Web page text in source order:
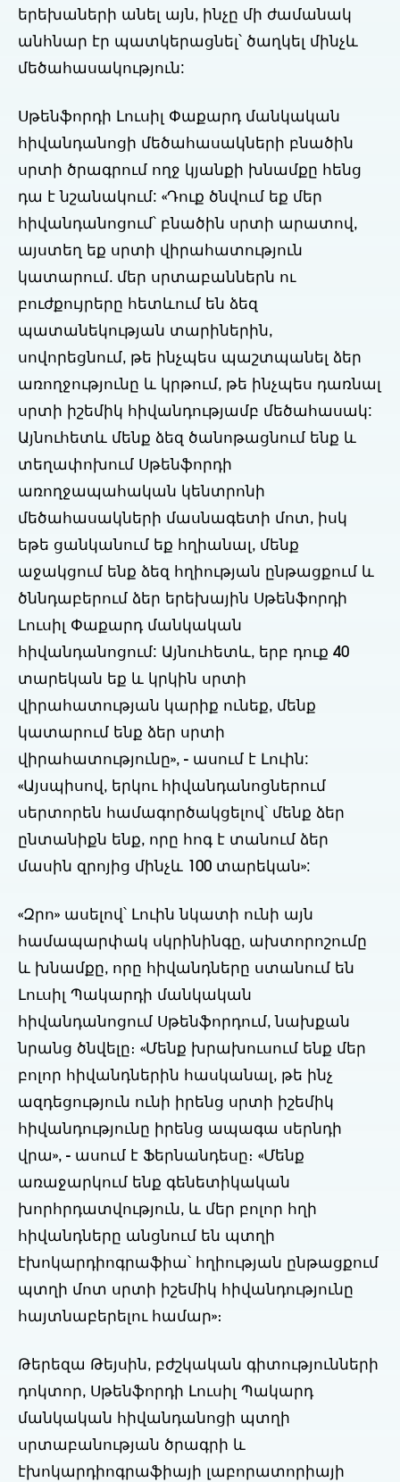
երեխաների անել այն, ինչը մի ժամանակ
անհնար էր պատկերացնել՝ ծաղկել մինչև
մեծահասակություն:
Սթենֆորդի Լուսիլ Փաքարդ մանկական
հիվանդանոցի մեծահասակների բնածին
սրտի ծրագրում ողջ կյանքի խնամքը հենց
դա է նշանակում: «Դուք ծնվում եք մեր
հիվանդանոցում՝ բնածին սրտի արատով,
այստեղ եք սրտի վիրահատություն
կատարում. մեր սրտաբաններն ու
բուժքույրերը հետևում են ձեզ
պատանեկության տարիներին,
սովորեցնում, թե ինչպես պաշտպանել ձեր
առողջությունը և կրթում, թե ինչպես դառնալ
սրտի իշեմիկ հիվանդությամբ մեծահասակ:
Այնուհետև մենք ձեզ ծանոթացնում ենք և
տեղափոխում Սթենֆորդի
առողջապահական կենտրոնի
մեծահասակների մասնագետի մոտ, իսկ
եթե ցանկանում եք հղիանալ, մենք
աջակցում ենք ձեզ հղիության ընթացքում և
ծննդաբերում ձեր երեխային Սթենֆորդի
Լուսիլ Փաքարդ մանկական
հիվանդանոցում: Այնուհետև, երբ դուք 40
տարեկան եք և կրկին սրտի
վիրահատության կարիք ունեք, մենք
կատարում ենք ձեր սրտի
վիրահատությունը», - ասում է Լուին:
«Այսպիսով, երկու հիվանդանոցներում
սերտորեն համագործակցելով՝ մենք ձեր
ընտանիքն ենք, որը հոգ է տանում ձեր
մասին զրոյից մինչև 100 տարեկան»:
«Զրո» ասելով՝ Լուին նկատի ունի այն
համապարփակ սկրինինգը, ախտորոշումը
և խնամքը, որը հիվանդները ստանում են
Լուսիլ Պակարդի մանկական
հիվանդանոցում Սթենֆորդում, նախքան
նրանց ծնվելը։ «Մենք խրախուսում ենք մեր
բոլոր հիվանդներին հասկանալ, թե ինչ
ազդեցություն ունի իրենց սրտի իշեմիկ
հիվանդությունը իրենց ապագա սերնդի
վրա», - ասում է Ֆերնանդեսը։ «Մենք
առաջարկում ենք գենետիկական
խորհրդատվություն, և մեր բոլոր հղի
հիվանդները անցնում են պտղի
էխոկարդիոգրաֆիա՝ հղիության ընթացքում
պտղի մոտ սրտի իշեմիկ հիվանդությունը
հայտնաբերելու համար»։
Թերեզա Թեյսին, բժշկական գիտությունների
դոկտոր, Սթենֆորդի Լուսիլ Պակարդ
մանկական հիվանդանոցի պտղի
սրտաբանության ծրագրի և
էխոկարդիոգրաֆիայի լաբորատորիայի